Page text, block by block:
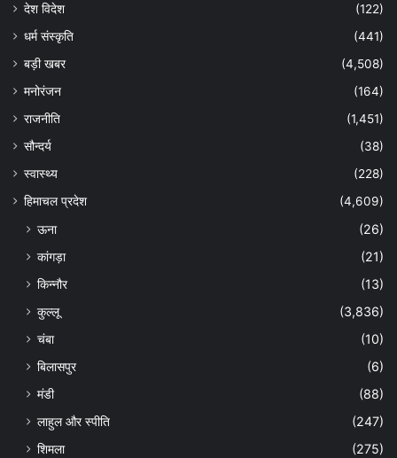
देश विदेश
(122)
धर्म संस्कृति
(441)
बड़ी खबर
(4,508)
मनोरंजन
(164)
राजनीति
(1,451)
सौन्दर्य
(38)
स्वास्थ्य
(228)
हिमाचल प्रदेश
(4,609)
ऊना
(26)
कांगड़ा
(21)
किन्नौर
(13)
कुल्लू
(3,836)
चंबा
(10)
बिलासपुर
(6)
मंडी
(88)
लाहुल और स्पीति
(247)
शिमला
(275)